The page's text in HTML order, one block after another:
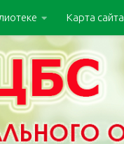
Карта сайта